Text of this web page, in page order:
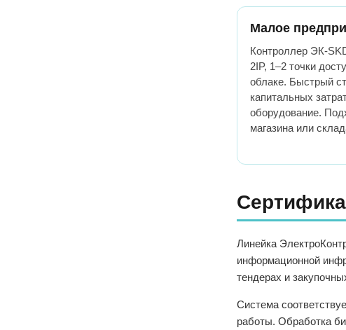
Малое
Контроллер ЭК-
2IP, 1–2 точки
облаке. Быстрый
капитальных
оборудование.
магазина или
Линейка
информационной
тендерах и
Система
работы. Обработка